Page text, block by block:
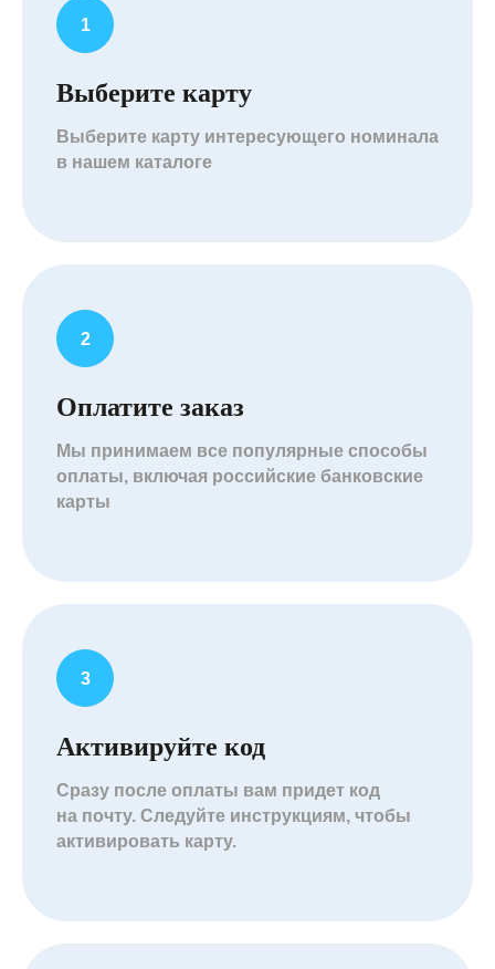
Выберите карту
Выберите карту интересующего номинала
в нашем каталоге
Оплатите заказ
Мы принимаем все популярные способы
оплаты, включая российские банковские
карты
Активируйте код
Сразу после оплаты вам придет код
на почту. Следуйте инструкциям, чтобы
активировать карту.